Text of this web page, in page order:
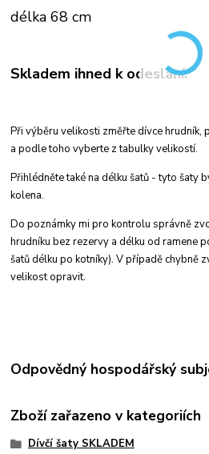
délka 68 cm
Skladem ihned k odeslání.
Při výběru velikosti změřte dívce hrudník,
a podle toho vyberte z tabulky velikostí.
Přihlédněte také na délku šatů - tyto šaty
kolena.
Do poznámky mi pro kontrolu správně
hrudníku bez rezervy a délku od ramene
šatů délku po kotníky). V případě chybně
velikost opravit.
Odpovědný hospodářský
Zboží zařazeno v kategoriích
Dívčí šaty SKLADEM